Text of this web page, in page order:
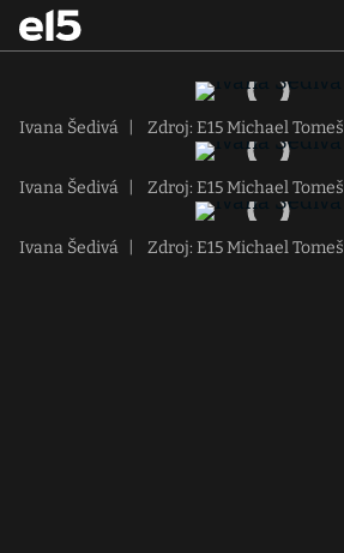
Ivana Šedivá Zdroj: E15 Michael Tomeš
Ivana Šedivá Zdroj: E15 Michael Tomeš
Ivana Šedivá Zdroj: E15 Michael Tomeš